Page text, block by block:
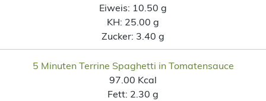
Eiweis: 10.50 g
KH: 25.00 g
Zucker: 3.40 g
5 Minuten Terrine Spaghetti in Tomatensauce
97.00 Kcal
Fett: 2.30 g